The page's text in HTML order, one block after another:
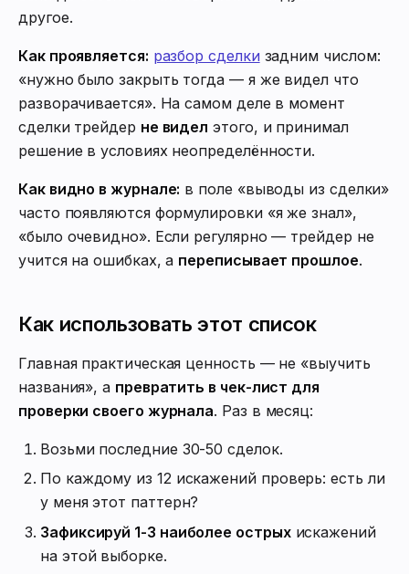
другое.
Как проявляется: разбор сделки задним числом:
«нужно было закрыть тогда — я же видел что
разворачивается». На самом деле в момент
сделки трейдер не видел этого, и принимал
решение в условиях неопределённости.
Как видно в журнале: в поле «выводы из сделки»
часто появляются формулировки «я же знал»,
«было очевидно». Если регулярно — трейдер не
учится на ошибках, а переписывает прошлое.
Как использовать этот список
Главная практическая ценность — не «выучить
названия», а превратить в чек-лист для
проверки своего журнала. Раз в месяц:
Возьми последние 30-50 сделок.
По каждому из 12 искажений проверь: есть ли
у меня этот паттерн?
Зафиксируй 1-3 наиболее острыхискажений
на этой выборке.